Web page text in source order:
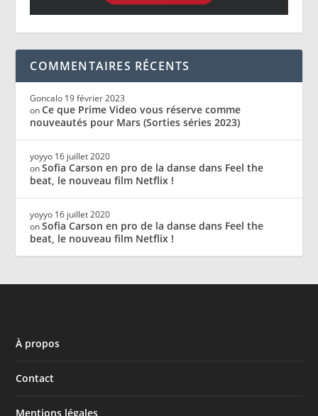
COMMENTAIRES RÉCENTS
Goncalo 19 février 2023
onCe que Prime Video vous réserve comme
nouveautés pour Mars (Sorties séries 2023)
yoyyo 16 juillet 2020
onSofia Carson en pro de la danse dans Feel the
beat, le nouveau film Netflix !
yoyyo 16 juillet 2020
onSofia Carson en pro de la danse dans Feel the
beat, le nouveau film Netflix !
À propos
Contact
Mentions légales